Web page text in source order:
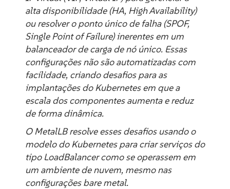
alta disponibilidade (HA, High Availability)
ou resolver o ponto único de falha (SPOF,
Single Point of Failure) inerentes em um
balanceador de carga de nó único. Essas
configurações não são automatizadas com
facilidade, criando desafios para as
implantações do Kubernetes em que a
escala dos componentes aumenta e reduz
de forma dinâmica.
O MetalLB resolve esses desafios usando o
modelo do Kubernetes para criar serviços do
tipo LoadBalancer como se operassem em
um ambiente de nuvem, mesmo nas
configurações bare metal.